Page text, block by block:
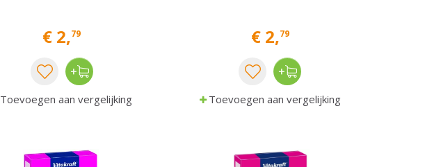
€ 2,79
Toevoegen aan vergelijking
€ 2,79
Toevoegen aan vergelijking